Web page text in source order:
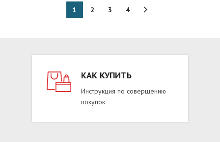
1 2 3 4
КАК КУПИТЬ
Инструкция по совершению
покупок